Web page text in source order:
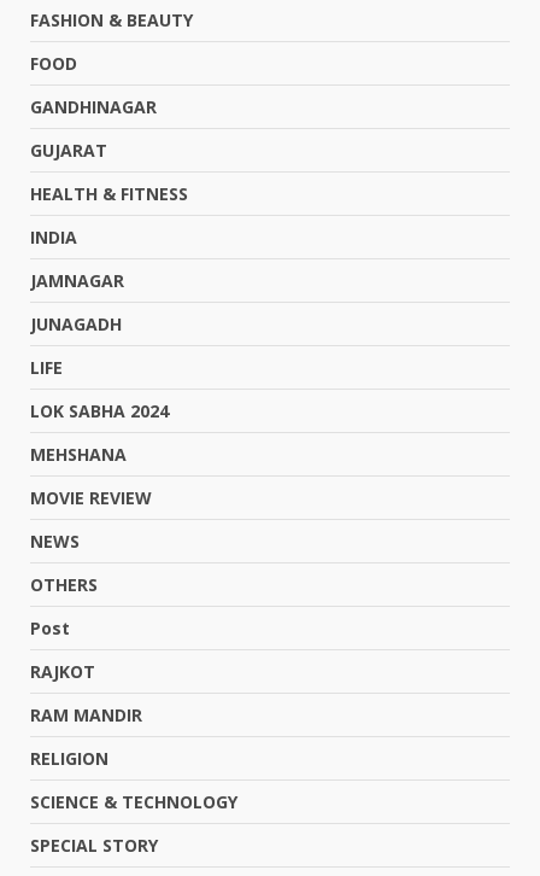
FASHION & BEAUTY
FOOD
GANDHINAGAR
GUJARAT
HEALTH & FITNESS
INDIA
JAMNAGAR
JUNAGADH
LIFE
LOK SABHA 2024
MEHSHANA
MOVIE REVIEW
NEWS
OTHERS
Post
RAJKOT
RAM MANDIR
RELIGION
SCIENCE & TECHNOLOGY
SPECIAL STORY